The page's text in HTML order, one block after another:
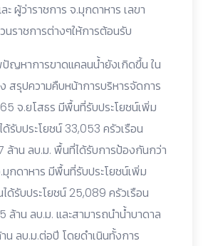
ะ ผู้ว่าราชการ จ.มุกดาหาร เลขา
นราชการต่างๆให้การต้อนรับ
ญหาการขาดแคลนน้ำยังเกิดขึ้น ใน
สรุปความคืบหน้าการบริหารจัดการ
จ.ยโสธร มีพื้นที่รับประโยชน์เพิ่ม
ด้รับประโยชน์ 33,053 ครัวเรือน
ล้าน ลบ.ม. พื้นที่ได้รับการป้องกันกว่า
กดาหาร มีพื้นที่รับประโยชน์เพิ่ม
ได้รับประโยชน์ 25,089 ครัวเรือน
ล้าน ลบ.ม. และสามารถนำน้ำบาดาล
น ลบ.ม.ต่อปี โดยดำเนินทั้งการ